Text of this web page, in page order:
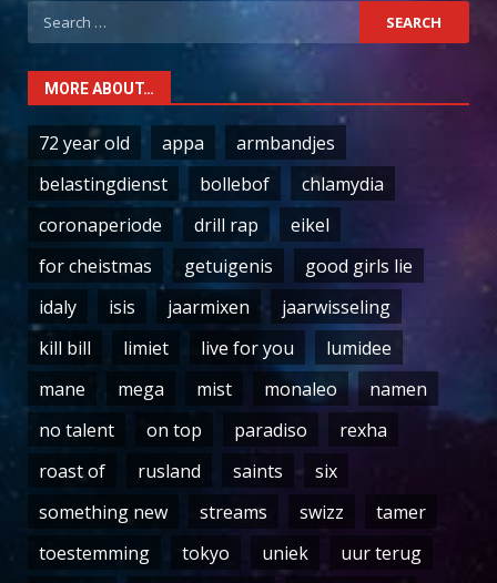
Search
for:
MORE ABOUT…
72 year old appa
armbandjes
belastingdienst
bollebof
chlamydia
coronaperiode
drill rap
eikel
for cheistmas
getuigenis
good girls lie
idaly
isis jaarmixen
jaarwisseling
kill bill
limiet live for you
lumidee
mane
mega mist monaleo
namen
no talent
on top paradiso
rexha
roast of
rusland saints
six
something new
streams swizz
tamer
toestemming
tokyo uniek
uur terug